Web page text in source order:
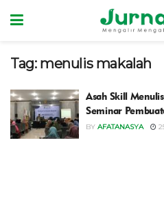
Tag: menulis makalah
Asah Skill
Seminar
BY AFATANASYA